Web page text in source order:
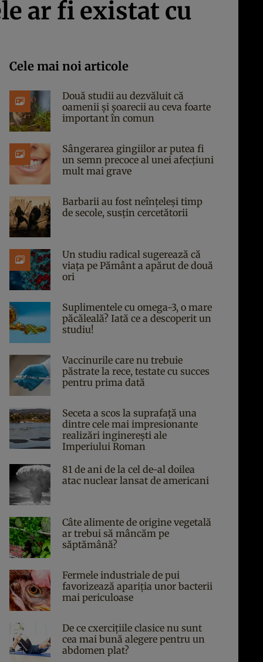
ar fi existat cu
Cele mai noi articole
Două studii au dezvăluit că
oamenii și șoarecii au ceva foarte
important în comun
Sângerarea gingiilor ar putea fi
un semn precoce al unei afecțiuni
mult mai grave
Barbarii au fost neînțeleși timp
de secole, susțin cercetătorii
Un studiu radical sugerează că
viața pe Pământ a apărut de două
ori
Suplimentele cu omega-3, o mare
păcăleală? Iată ce a descoperit un
studiu!
Vaccinurile care nu trebuie
păstrate la rece, testate cu succes
pentru prima dată
Seceta a scos la suprafață una
dintre cele mai impresionante
realizări inginerești ale
Imperiului Roman
81 de ani de la cel de-al doilea
atac nuclear lansat de americani
Câte alimente de origine vegetală
ar trebui să mâncăm pe
săptămână?
Fermele industriale de pui
favorizează apariția unor bacterii
mai periculoase
De ce cxercițiile clasice nu sunt
cea mai bună alegere pentru un
abdomen plat?